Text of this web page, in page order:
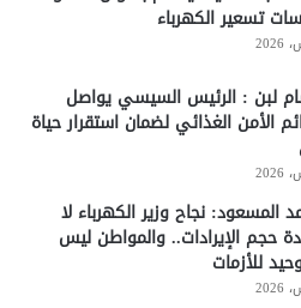
تسعير الكهرباء
لبن : الرئيس السيسي يواصل
الأمن الغذائي لضمان استقرار حياة
المسعود: نجاح وزير الكهرباء لا
حجم الإيرادات.. والمواطن ليس
للأزمات